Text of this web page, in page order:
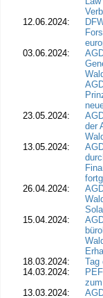
12.06.2024:
03.06.2024:
23.05.2024:
der
13.05.2024:
26.04.2024:
15.04.2024:
18.03.2024:
Tag
14.03.2024:
13.03.2024: